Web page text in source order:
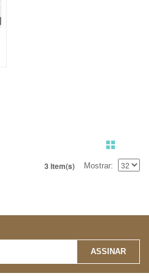
3 Item(s) Mostrar
ASSINAR